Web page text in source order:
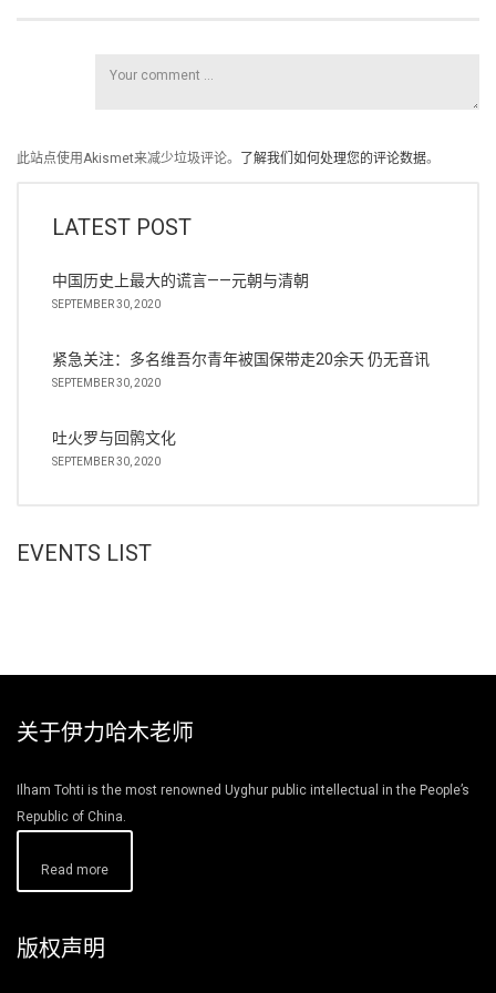
此站点使用Akismet来减少垃圾评论。 了解我们如何处理您的评论数据。
LATEST POST
中国历史上最大的谎言——元朝与清朝
SEPTEMBER 30, 2020
紧急关注：多名维吾尔青年被国保带走20余天 仍无音讯
SEPTEMBER 30, 2020
吐火罗与回鹘文化
SEPTEMBER 30, 2020
EVENTS LIST
关于伊力哈木老师
Ilham Tohti is the most renowned Uyghur public intellectual in the People’s
Republic of China.
Read more
版权声明